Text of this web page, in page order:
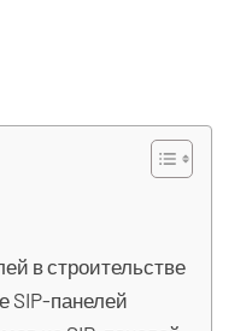
в строительстве
SIP-панелей